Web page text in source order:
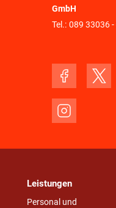
GmbH
Tel.: 089 33036 -
Leistungen
Personal und